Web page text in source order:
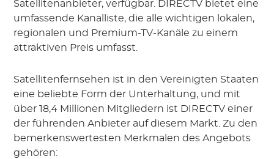
Satellitenanbieter, verfügbar. DIRECTV bietet eine
umfassende Kanalliste, die alle wichtigen lokalen,
regionalen und Premium-TV-Kanäle zu einem
attraktiven Preis umfasst.
Satellitenfernsehen ist in den Vereinigten Staaten
eine beliebte Form der Unterhaltung, und mit
über 18,4 Millionen Mitgliedern ist DIRECTV einer
der führenden Anbieter auf diesem Markt. Zu den
bemerkenswertesten Merkmalen des Angebots
gehören: